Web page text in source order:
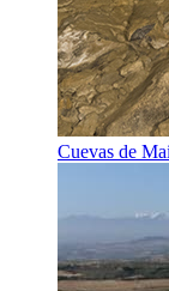
Cuevas de